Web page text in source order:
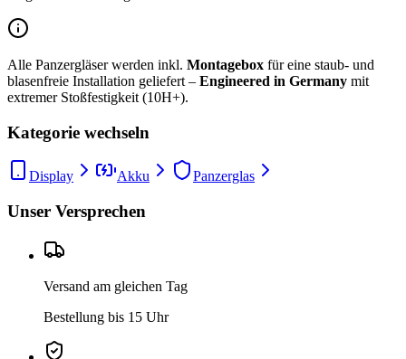
Alle Panzergläser werden inkl. Montagebox für eine staub- und
blasenfreie Installation geliefert – Engineered in Germany mit
extremer Stoßfestigkeit (10H+).
Kategorie wechseln
Display Akku Panzerglas
Unser Versprechen
Versand am gleichen Tag
Bestellung bis 15 Uhr